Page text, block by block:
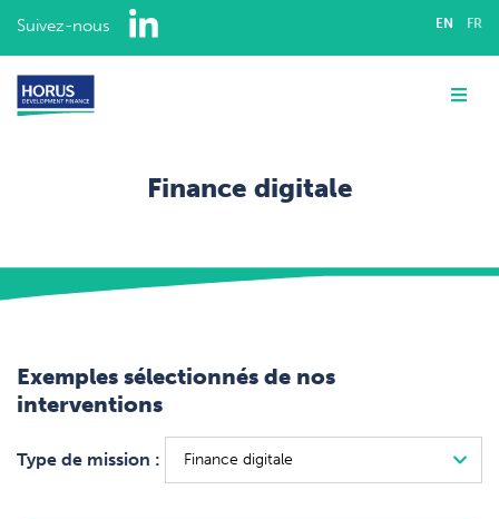
Suivez-nous LinkedIn EN FR
Finance digitale
Finance digitale
Exemples sélectionnés de nos
interventions
Type de mission :
NOTRE ÉQUIPE